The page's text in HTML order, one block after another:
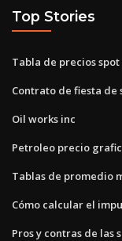
Top Stories
Tabla de precios
Contrato de fiesta de
Oil works inc
Petroleo precio
Tablas de promedio
Cómo calcular el
Pros y contras de las